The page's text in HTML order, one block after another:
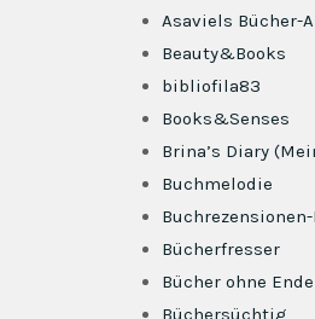
Asaviels Bücher-
Beauty&Books
bibliofila83
Books&Senses
Brina’s Diary
Buchmelodie
Bücherfresser
Bücher ohne Ende
Büchersüchtig